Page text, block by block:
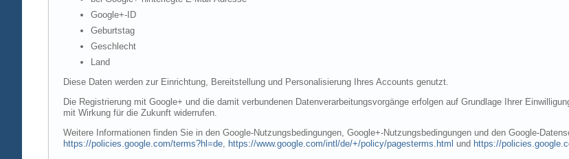
Google+-ID
Geburtstag
Geschlecht
Land
Diese Daten werden zur Einrichtung, Bereitstellung und Personalisierung Ihres Accounts genutzt.
Die Registrierung mit Google+ und die damit verbundenen Datenverarbeitungsvorgänge erfolgen auf Grundlage Ihrer
mit Wirkung für die Zukunft widerrufen.
Weitere Informationen finden Sie in den Google-Nutzungsbedingungen, Google+-Nutzungsbedingungen und den Google-
https://policies.google.com/terms?hl=de, https://www.google.com/intl/de/+/policy/pagesterms.html und https://